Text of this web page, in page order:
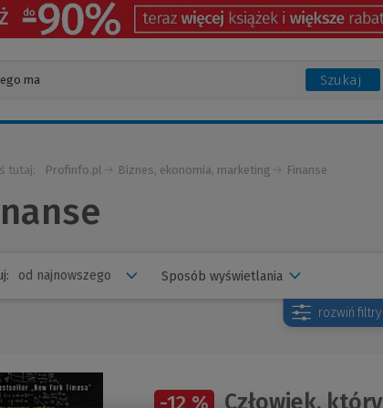
Szukaj
tutaj: Profinfo.pl Biznes, ekonomia, marketing Finanse
Sposób wyświetlania
rozwiń filtry
Człowiek,